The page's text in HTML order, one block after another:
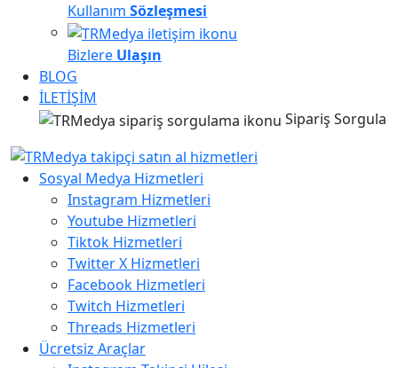
Kullanım Sözleşmesi
Bizlere Ulaşın
BLOG
İLETİŞİM
Sipariş Sorgula
Sosyal Medya Hizmetleri
Instagram Hizmetleri
Youtube Hizmetleri
Tiktok Hizmetleri
Twitter X Hizmetleri
Facebook Hizmetleri
Twitch Hizmetleri
Threads Hizmetleri
Ücretsiz Araçlar